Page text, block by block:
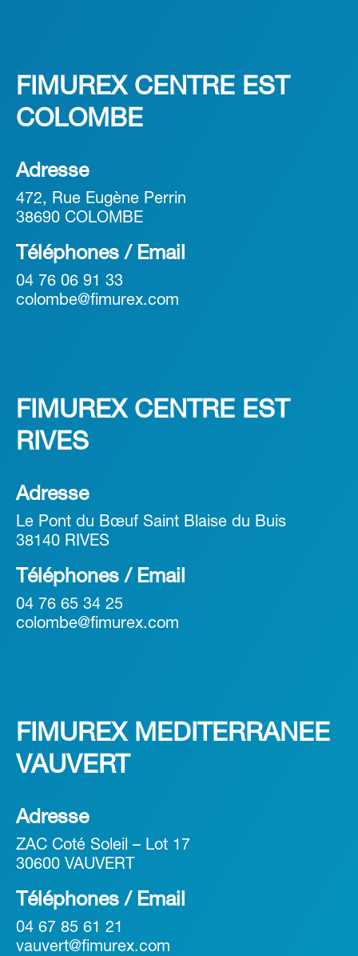
FIMUREX CENTRE EST
COLOMBE
Adresse
472, Rue Eugène Perrin
38690 COLOMBE
Téléphones / Email
04 76 06 91 33
colombe@fimurex.com
FIMUREX CENTRE EST
RIVES
Adresse
Le Pont du Bœuf Saint Blaise du Buis
38140 RIVES
Téléphones / Email
04 76 65 34 25
colombe@fimurex.com
FIMUREX MEDITERRANEE
VAUVERT
Adresse
ZAC Coté Soleil – Lot 17
30600 VAUVERT
Téléphones / Email
04 67 85 61 21
vauvert@fimurex.com